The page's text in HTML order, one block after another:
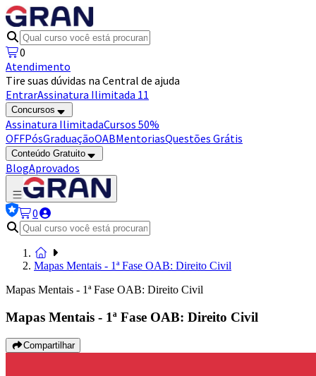
0
Atendimento
Tire suas dúvidas na Central de ajuda
EntrarAssinatura Ilimitada 11
Concursos
Assinatura IlimitadaCursos 50%
OFFPósGraduaçãoOABMentoriasQuestões Grátis
Conteúdo Gratuito
BlogAprovados
0
Mapas Mentais - 1ª Fase OAB: Direito Civil
Mapas Mentais - 1ª Fase OAB: Direito Civil
Mapas Mentais - 1ª Fase OAB: Direito Civil
Compartilhar